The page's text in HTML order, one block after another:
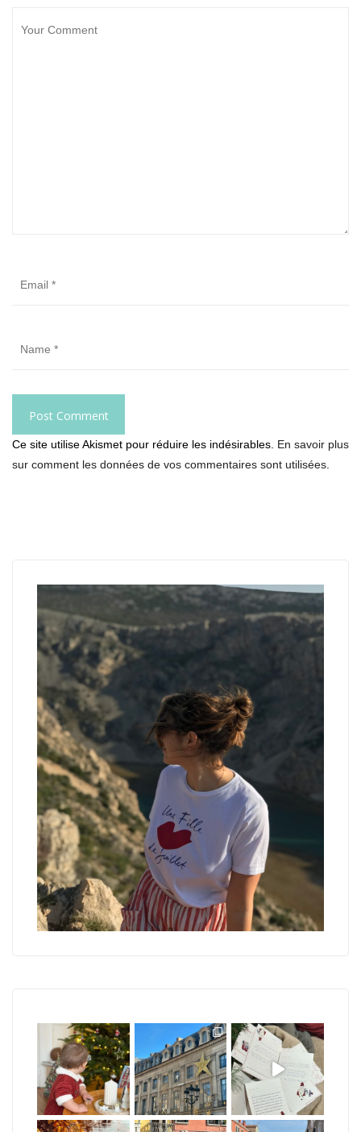
Ce site utilise Akismet pour réduire les indésirables. En savoir plus
sur comment les données de vos commentaires sont utilisées